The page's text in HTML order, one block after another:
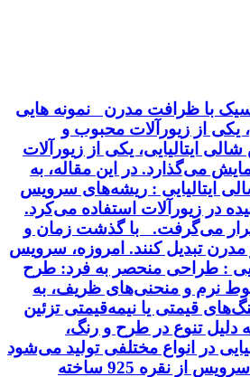
با ظرافت مدرن نمونه هایی
یکی از زیورآلات محبوب و
ایتالیایی، یکی از زیورآلات
می‌گذارد. در این مقاله، به
ایتالیایی : ریشه‌های سرویس
در زیورآلات استفاده می‌کرد.
قرار می‌گرفت. با گذشت زمان و
مدرن تبدیل کنند. امروزه، سرویس
: طراحی منحصر به فرد: طرح
نرم و منحنی‌های ظریف، به
قیمتی یا نیمه‌قیمتی تزئین
تنوع در طرح و رنگ،
در انواع مختلفی تولید می‌شود
که از نظر جنس، طرح و سنگ‌های تزئینی با هم تفاوت دارند. برخی از انواع رایج این سرویس عبارتند از: سرویس شالی نقره: این نوع سرویس از نقره 925 ساخته